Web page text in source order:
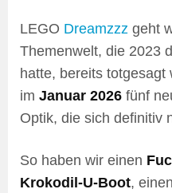
LEGO Dreamzzz geht
Themenwelt, die 2023
hatte, bereits totgesagt
im Januar 2026 fünf
Optik, die sich definitiv
So haben wir einen
Krokodil-U-Boot, einen